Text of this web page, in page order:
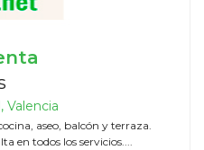
Valencia
aseo, balcón y terraza.
en todos los servicios....